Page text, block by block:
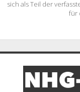
sich als Teil der
für